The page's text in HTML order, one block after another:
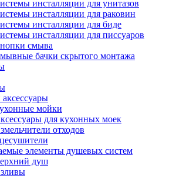
инсталляции для унитазов
инсталляции для раковин
инсталляции для биде
инсталляции для писсуаров
смыва
бачки скрытого монтажа
мойки
для кухонных моек
отходов
элементы душевых систем
душ